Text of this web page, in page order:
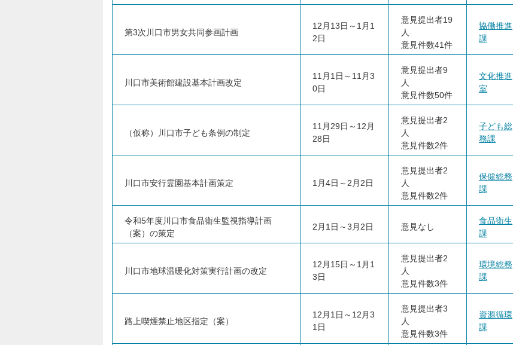
第3次川口市男女共同参画計画
12月13日～1月1
2日
意見提出者19
人
意見件数41件
協働推進
課
川口市美術館建設基本計画改定
11月1日～11月3
0日
意見提出者9
人
意見件数50件
文化推進
室
（仮称）川口市子ども条例の制定
11月29日～12月
28日
意見提出者2
人
意見件数2件
子ども総
務課
川口市安行霊園基本計画策定 1月4日～2月2日
意見提出者2
人
意見件数2件
保健総務
課
令和5年度川口市食品衛生監視指導計画
（案）の策定
2月1日～3月2日 意見なし
食品衛生
課
川口市地球温暖化対策実行計画の改定
12月15日～1月1
3日
意見提出者2
人
意見件数3件
環境総務
課
路上喫煙禁止地区指定（案）
12月1日～12月3
1日
意見提出者3
人
意見件数3件
資源循環
課